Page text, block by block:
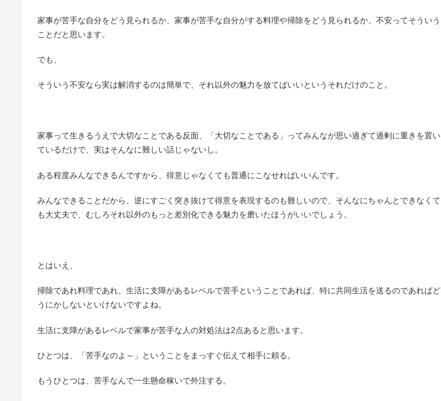
家事が苦手な自分をどう見られるか、家事が苦手な自分がする料理や掃除をどう見られるか、不安ってそういう
ことだと思います。
でも、
そういう不安なら実は解消するのは簡単で、それ以外の魅力を放てばいいというそれだけのこと。
家事って生きるうえで大切なことである反面、「大切なことである」ってみんなが思い過ぎて過剰に重きを置い
ているだけで、実はそんなに難しい話じゃないし。
ある程度みんなできるんですから、得意じゃなくても普通にこなせればいいんです。
みんなできることだから、逆にすごく突き抜けて得意を表現するのも難しいので、そんなにちゃんとできなくて
も大丈夫で、むしろそれ以外のもっと差別化できる魅力を磨いたほうがいいでしょう。
とはいえ、
掃除であれ料理であれ、生活に支障があるレベルで苦手ということであれば、特に共同生活を送るのであればど
うにかしないといけないですよね。
生活に支障があるレベルで家事が苦手な人の対処法は2点あると思います。
ひとつは、「苦手なのよ～」ということをまっすぐ伝えて相手に頼る。
もうひとつは、苦手なんで一生懸命稼いで外注する。